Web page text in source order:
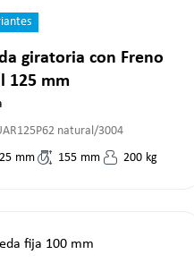
giratoria con Freno
125 mm
natural/3004
mm 155 mm 200 kg